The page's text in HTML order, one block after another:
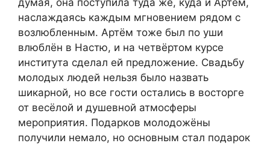
думая, она поступила туда же, куда и Артём,
наслаждаясь каждым мгновением рядом с
возлюбленным. Артём тоже был по уши
влюблён в Настю, и на четвёртом курсе
института сделал ей предложение. Свадьбу
молодых людей нельзя было назвать
шикарной, но все гости остались в восторге
от весёлой и душевной атмосферы
мероприятия. Подарков молодожёны
получили немало, но основным стал подарок